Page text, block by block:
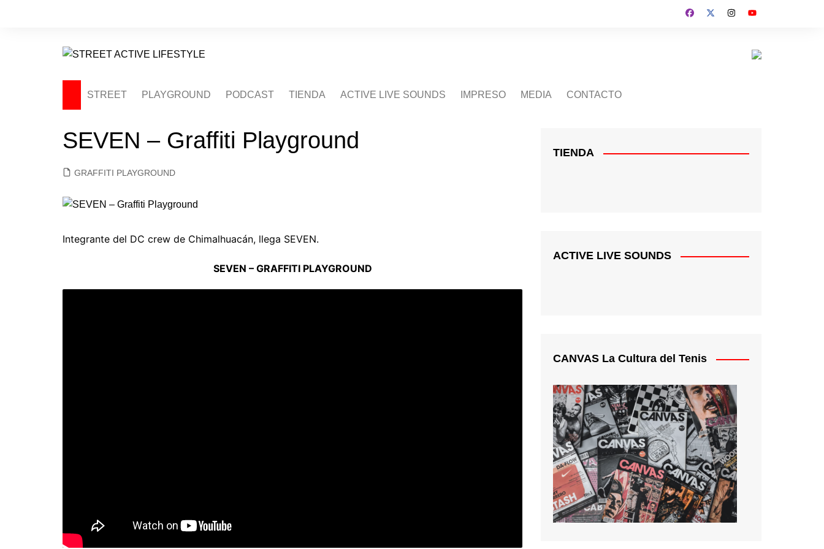
STREET PLAYGROUND PODCAST TIENDA ACTIVE LIVE SOUNDS IMPRESO MEDIA CONTACTO
SEVEN – Graffiti Playground
GRAFFITI PLAYGROUND
Integrante del DC crew de Chimalhuacán, llega SEVEN.
SEVEN – GRAFFITI PLAYGROUND
TIENDA
ACTIVE LIVE SOUNDS
CANVAS La Cultura del Tenis